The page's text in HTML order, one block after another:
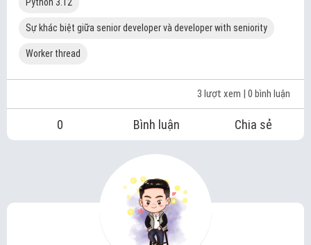
Python 3.12
Sự khác biệt giữa senior developer và developer with seniority
Worker thread
3 lượt xem | 0 bình luận
0 Bình luận Chia sẻ